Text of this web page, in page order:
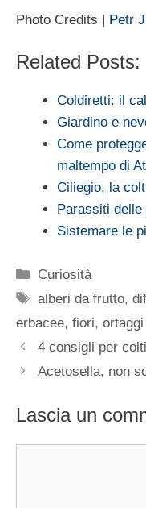
Photo Credits | Petr
Related Posts:
Coldiretti: il
Giardino e
Come
maltempo di
Ciliegio, la
Parassiti
Sistemare le
Categorie
Curiosità
Tag
alberi da frutto,
erbacee, fiori, ortaggi
4 consigli per
Acetosella, non
Lascia un